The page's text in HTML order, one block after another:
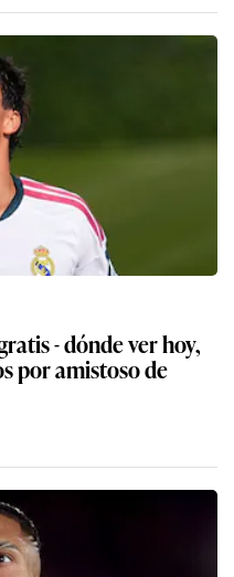
- dónde ver hoy,
por amistoso de